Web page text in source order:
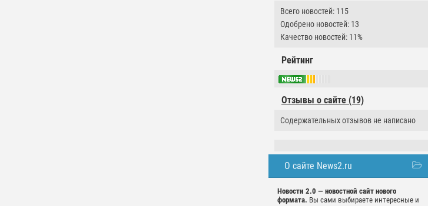
Всего новостей: 115
Одобрено новостей: 13
Качество новостей: 11%
Рейтинг
Отзывы о сайте (19)
Содержательных отзывов не написано
О сайте News2.ru
Новости 2.0 — новостной сайт нового
формата. Вы сами выбираете интересные и